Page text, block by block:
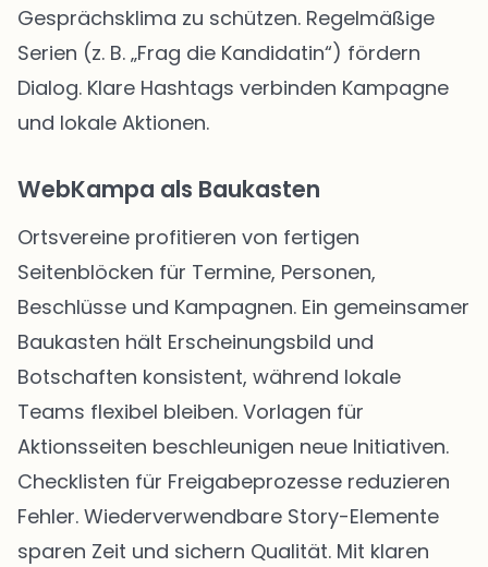
Gesprächsklima zu schützen. Regelmäßige
Serien (z. B. „Frag die Kandidatin“) fördern
Dialog. Klare Hashtags verbinden Kampagne
und lokale Aktionen.
WebKampa als Baukasten
Ortsvereine profitieren von fertigen
Seitenblöcken für Termine, Personen,
Beschlüsse und Kampagnen. Ein gemeinsamer
Baukasten hält Erscheinungsbild und
Botschaften konsistent, während lokale
Teams flexibel bleiben. Vorlagen für
Aktionsseiten beschleunigen neue Initiativen.
Checklisten für Freigabeprozesse reduzieren
Fehler. Wiederverwendbare Story-Elemente
sparen Zeit und sichern Qualität. Mit klaren